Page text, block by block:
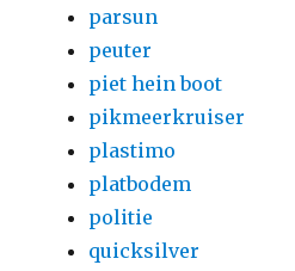
parsun
peuter
piet hein boot
pikmeerkruiser
plastimo
platbodem
politie
quicksilver